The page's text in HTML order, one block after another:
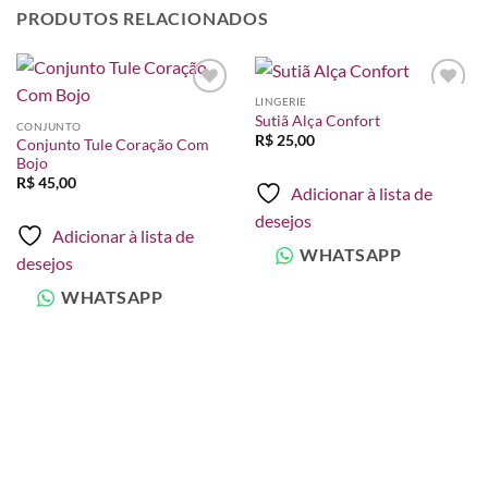
PRODUTOS RELACIONADOS
desejos
CONJUNTO
Conjunto Tule Coração Com
Bojo
R$45,00
Adicionar à lista de
desejos
WHATSAPP
LINGERIE
Sutiã Alça Confort
R$25,00
Adicionar à lista de
desejos
WHATSAPP